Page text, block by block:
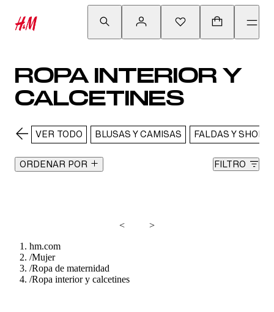
ROPA INTERIOR Y
CALCETINES
VER TODO BLUSAS Y CAMISAS FALDAS Y
ORDENAR POR FILTRO
<
>
hm.com
/Mujer
/Ropa de maternidad
/Ropa interior y calcetines